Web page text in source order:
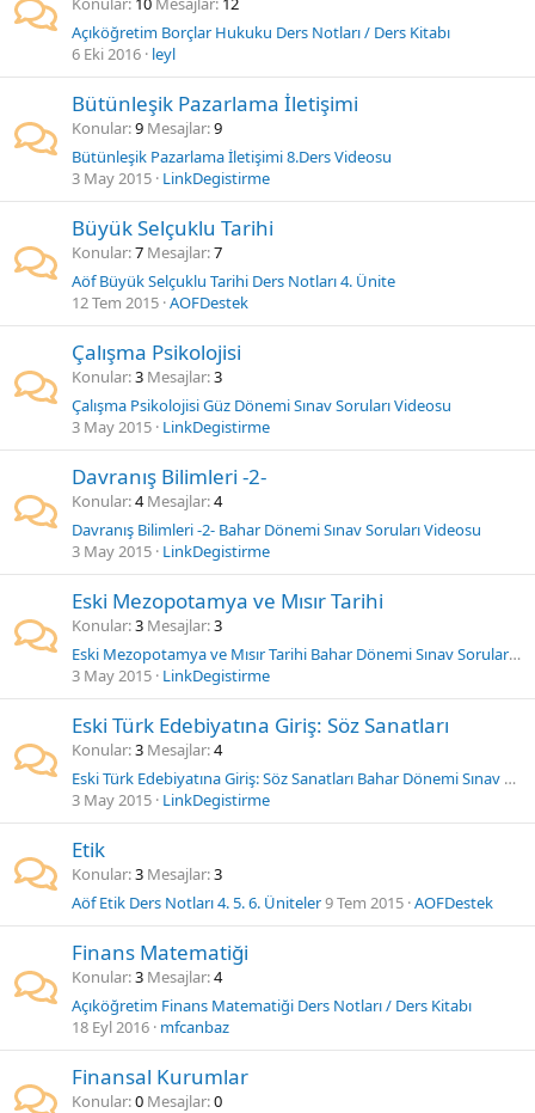
Açıköğretim Borçlar Hukuku Ders Notları / Ders Kitabı
6 Eki 2016 leyl
Bütünleşik Pazarlama İletişimi
Konular 9 Mesajlar 9
Bütünleşik Pazarlama İletişimi 8.Ders Videosu
3 May 2015 LinkDegistirme
Büyük Selçuklu Tarihi
Konular 7 Mesajlar 7
Aöf Büyük Selçuklu Tarihi Ders Notları 4. Ünite
12 Tem 2015 AOFDestek
Çalışma Psikolojisi
Konular 3 Mesajlar 3
Çalışma Psikolojisi Güz Dönemi Sınav Soruları Videosu
3 May 2015 LinkDegistirme
Davranış Bilimleri -2-
Konular 4 Mesajlar 4
Davranış Bilimleri -2- Bahar Dönemi Sınav Soruları Videosu
3 May 2015 LinkDegistirme
Eski Mezopotamya ve Mısır Tarihi
Konular 3 Mesajlar 3
Eski Mezopotamya ve Mısır Tarihi Bahar Dönemi Sınav Soruları Videosu
3 May 2015 LinkDegistirme
Eski Türk Edebiyatına Giriş: Söz Sanatları
Konular 3 Mesajlar 4
Eski Türk Edebiyatına Giriş: Söz Sanatları Bahar Dönemi Sınav Soruları Videosu
3 May 2015 LinkDegistirme
Etik
Konular 3 Mesajlar 3
Aöf Etik Ders Notları 4. 5. 6. Üniteler9 Tem 2015 AOFDestek
Finans Matematiği
Konular 3 Mesajlar 4
Açıköğretim Finans Matematiği Ders Notları / Ders Kitabı
18 Eyl 2016 mfcanbaz
Finansal Kurumlar
Konular 0 Mesajlar 0